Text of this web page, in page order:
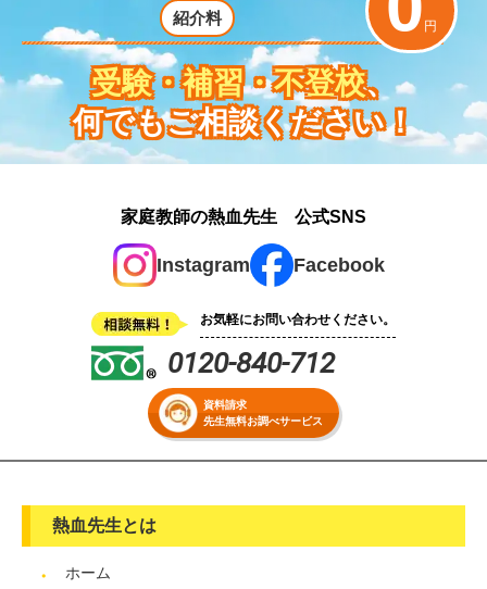
紹介料 円
受験・補習・不登校、
何でもご相談ください！
家庭教師の熱血先生 公式SNS
Instagram Facebook
お気軽にお問い合わせください。
0120-840-712
資料請求
先生無料お調べサービス
熱血先生とは
ホーム